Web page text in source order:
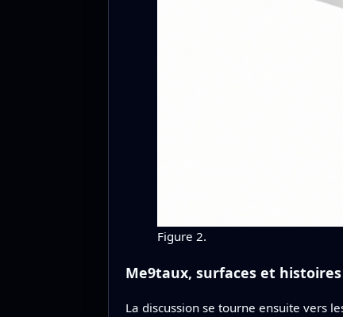
Figure 2.
Me9taux, surfaces et histoires
La discussion se tourne ensuite vers